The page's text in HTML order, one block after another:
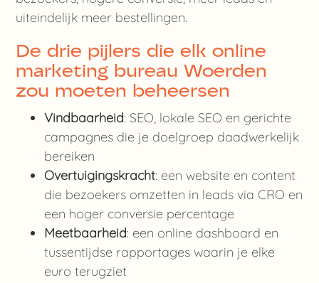
uiteindelijk meer bestellingen.
De drie pijlers die elk online
marketing bureau Woerden
zou moeten beheersen
Vindbaarheid: SEO, lokale SEO en gerichte
campagnes die je doelgroep daadwerkelijk
bereiken
Overtuigingskracht: een website en content
die bezoekers omzetten in leads via CRO en
een hoger conversie percentage
Meetbaarheid: een online dashboard en
tussentijdse rapportages waarin je elke
euro terugziet